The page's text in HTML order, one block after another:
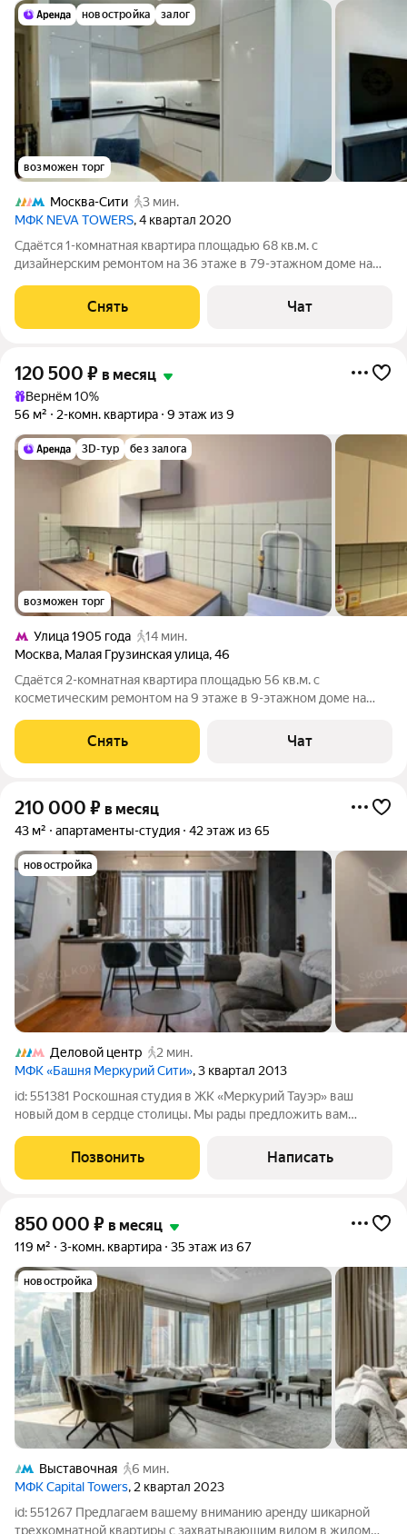
новостройка залог
возможен торг
Москва-Сити
3 мин.
МФК NEVA TOWERS, 4 квартал 2020
Сдаётся 1-комнатная квартира площадью 68 кв.м. с
дизайнерским ремонтом на 36 этаже в 79-этажном доме на
Стиральная машина Сушильная машина Холодильник
Посудомоечная машина Кондиционер
Снять Чат
120 500 ₽ в месяц
Вернём 10%
56 м²
2-комн. квартира 9 этаж из 9
3D-тур без залога
возможен торг
Улица 1905 года
14 мин.
Москва, Малая Грузинская улица,46
Сдаётся 2-комнатная квартира площадью 56 кв.м. с
косметическим ремонтом на 9 этаже в 9-этажном доме на
Стиральная машина Холодильник Микроволновка Пылесос
Дом - кирпичный, окна выходят
Снять Чат
210 000 ₽ в месяц
43 м² апартаменты-студия 42 этаж из 65
новостройка
Деловой центр
2 мин.
МФК «Башня Меркурий Сити», 3 квартал 2013
id: 551381 Роскошная студия в ЖК «Меркурий Тауэр» ваш
новый дом в сердце столицы. Мы рады предложить вам
42 этаже 75-этажного жилого комплекса «Меркурий Тауэр».
Уникальная планировка и
Позвонить Написать
850 000 ₽ в месяц
119 м² 3-комн. квартира 35 этаж из 67
новостройка
Выставочная
6 мин.
МФК Capital Towers, 2 квартал 2023
id: 551267 Предлагаем вашему вниманию аренду шикарной
трехкомнатной квартиры с захватывающим видом в жилом